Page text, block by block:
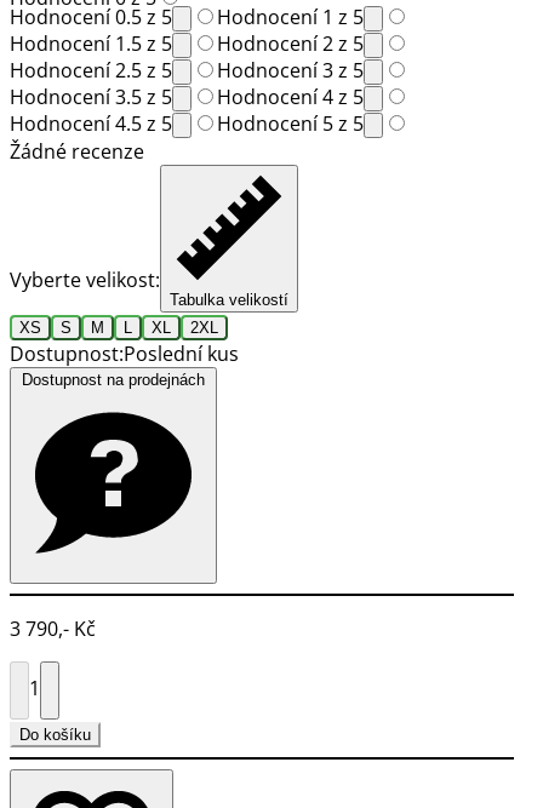
Hodnocení 0.5 z 5
Hodnocení 1 z 5
Hodnocení 1.5 z 5
Hodnocení 2 z 5
Hodnocení 2.5 z 5
Hodnocení 3 z 5
Hodnocení 3.5 z 5
Hodnocení 4 z 5
Hodnocení 4.5 z 5
Hodnocení 5 z 5
Žádné recenze
Vyberte velikost:
Tabulka velikostí
XS
S M XL 2XL
Dostupnost:Poslední kus
3 790,- Kč
1
Do košíku